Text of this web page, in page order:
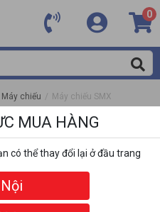
0
Máy chiếu / Máy chiếu SMX
MUA HÀNG
có thể thay đổi lại ở đầu trang